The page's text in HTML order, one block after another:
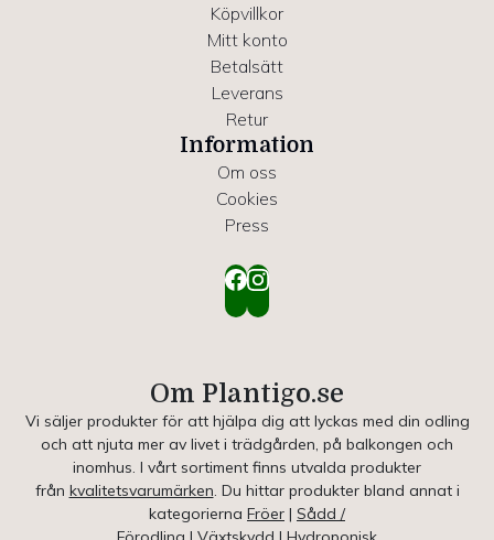
Köpvillkor
Mitt konto
Betalsätt
Leverans
Retur
Information
Om oss
Cookies
Press
Om Plantigo.se
Vi säljer produkter för att hjälpa dig att lyckas med din odling
och att njuta mer av livet i trädgården, på balkongen och
inomhus. I vårt sortiment finns utvalda produkter
från kvalitetsvarumärken. Du hittar produkter bland annat i
kategorierna Fröer | Sådd /